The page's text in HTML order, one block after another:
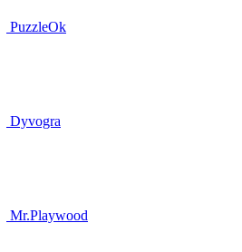
PuzzleOk
Dyvogra
Mr.Playwood